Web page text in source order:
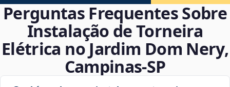
Perguntas Frequentes Sobre
Instalação de Torneira
Elétrica no Jardim Dom Nery,
Campinas‑SP